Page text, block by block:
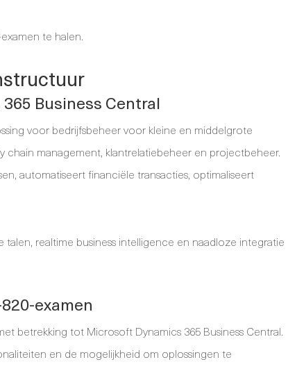
te halen.
Business Central
voor bedrijfsbeheer voor kleine en middelgrote
management, klantrelatiebeheer en projectbeheer.
automatiseert financiële transacties, optimaliseert
realtime business intelligence en naadloze integratie
examen
betrekking tot Microsoft Dynamics 365 Business Central.
en de mogelijkheid om oplossingen te